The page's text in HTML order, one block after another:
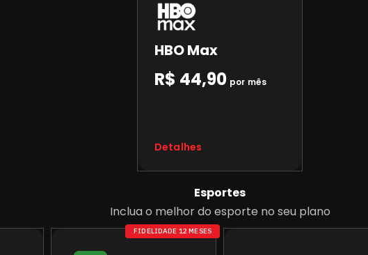
Esportes
Inclua o melhor do esporte no seu plano
FIDELIDADE 12 MESES
HBO Max
R$ 44,90 por mês
Detalhes